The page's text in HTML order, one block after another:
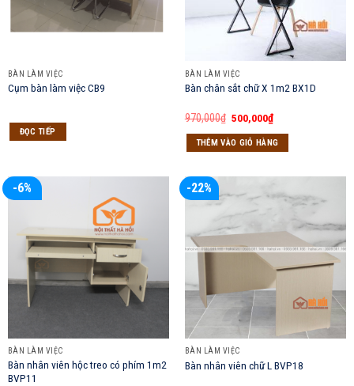
BÀN LÀM VIỆC
Cụm bàn làm việc CB9
ĐỌC TIẾP
BÀN LÀM VIỆC
Bàn chân sắt chữ X 1m2 BX1D
970,000₫ Giá
là:
970,000₫.
500,000₫Giá
hiện
tại
là:
THÊM VÀO GIỎ HÀNG
-6%
BÀN LÀM VIỆC
Bàn nhân viên hộc treo có phím 1m2
BVP11
-22%
BÀN LÀM VIỆC
Bàn nhân viên chữ L BVP18